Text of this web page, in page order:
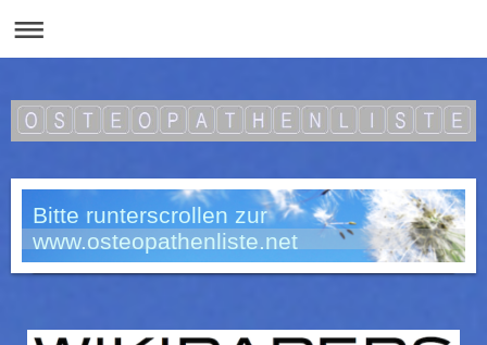
Bitte runterscrollen zur
www.osteopathenliste.net